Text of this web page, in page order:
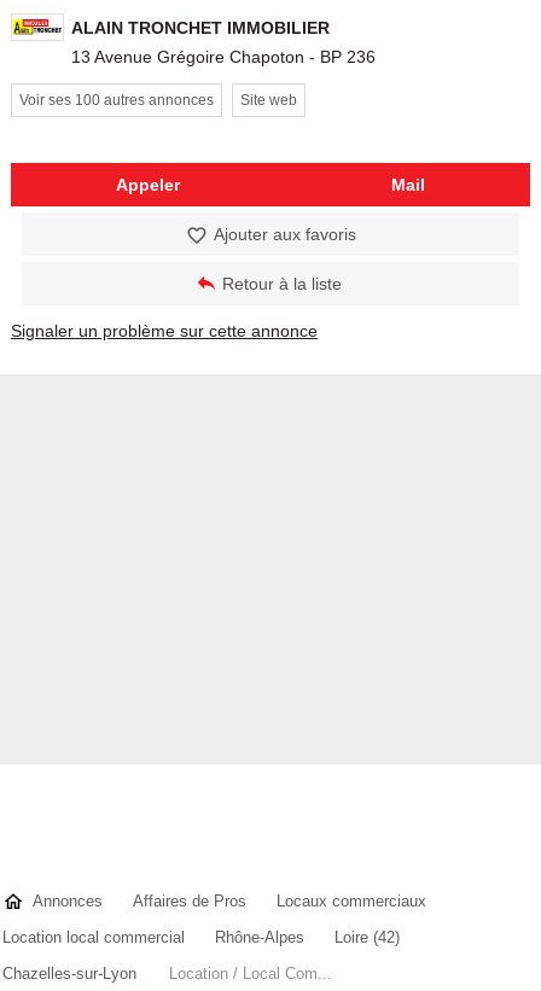
ALAIN TRONCHET IMMOBILIER
13 Avenue Grégoire Chapoton - BP 236
Voir ses 100 autres annonces Site web
Appeler Mail
Ajouter aux favoris
Retour à la liste
Signaler un problème sur cette annonce
Annonces Affaires de Pros
Locaux commerciaux
Location local commercial
Rhône-Alpes
Loire (42)
Chazelles-sur-Lyon
Location / Local Com...